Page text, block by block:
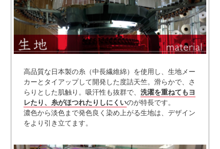
高品質な日本製の糸（中長繊維綿）を使用し、生地メー
カーとタイアップして開発した度詰天竺。滑らかで、さ
らりとした肌触り。吸汗性も抜群で、 洗濯を重ねてもヨ
レたり、糸がほつれたりしにくいのが特長です。
濃色から淡色まで発色良く染め上がる生地は、デザイン
をより引き立てます。